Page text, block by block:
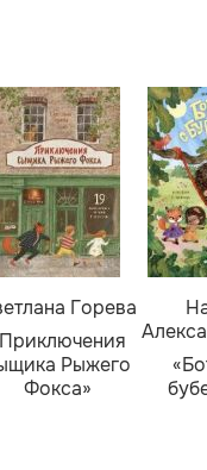
Горева
Рыжего
Фокса»